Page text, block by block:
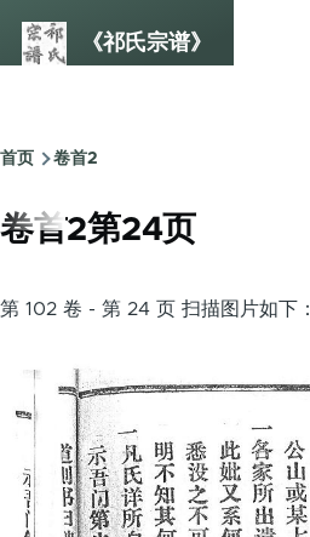
《祁氏宗谱》
面
包
屑
首页 卷首2
卷首2第24页
第 102 卷 - 第 24 页 扫描图片如下：